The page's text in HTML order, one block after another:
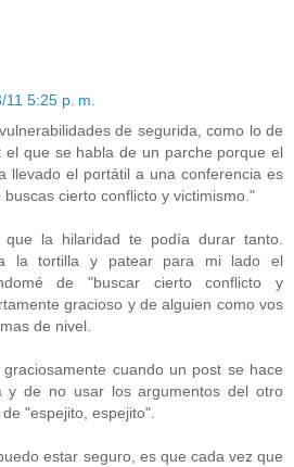
11 5:25 p. m.
de segurida, como lo de
el que se habla de un parche porque el
llevado el portátil a una conferencia es
cierto conflicto y victimismo."
la hilaridad te podía durar tanto.
la tortilla y patear para mi lado el
de "buscar cierto conflicto y
gracioso y de alguien como vos
de nivel.
cuando un post se hace
y de no usar los argumentos del otro
"espejito, espejito".
estar seguro, es que cada vez que